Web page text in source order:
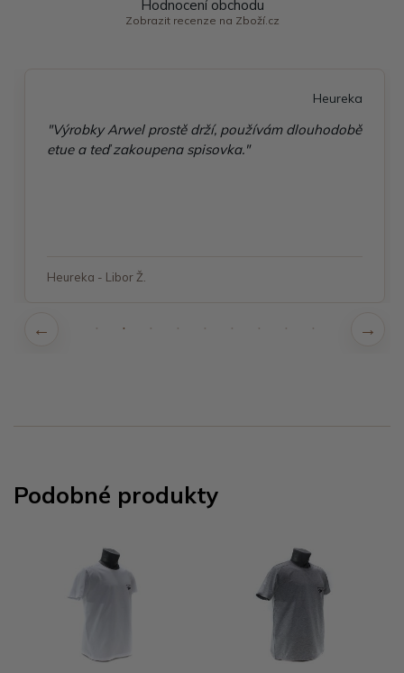
Hodnocení obchodu
Zobrazit recenze na Zboží.cz
Heureka
"Výrobky Arwel prostě drží, používám dlouhodobě
etue a teď zakoupena spisovka."
Heureka - Libor Ž.
Podobné produkty